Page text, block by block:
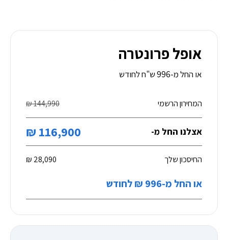
אופל פרונטרה
או החל מ-996 ש"ח לחודש
המחירון הרשמי 144,990 ₪
אצלנו החל מ- 116,900 ₪
החיסכון שלך 28,090 ₪
או החל מ-996 ₪ לחודש